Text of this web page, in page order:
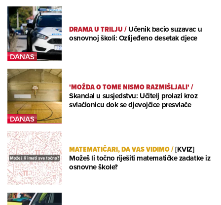
DRAMA U TRILJU/Učenik bacio suzavac u
osnovnoj školi: Ozlijeđeno desetak djece
'MOŽDA O TOME NISMO RAZMIŠLJALI'/
Skandal u susjedstvu: Učitelj prolazi kroz
svlačionicu dok se djevojčice presvlače
MATEMATIČARI, DA VAS VIDIMO/[KVIZ]
Možeš li točno riješiti matematičke zadatke iz
osnovne škole?